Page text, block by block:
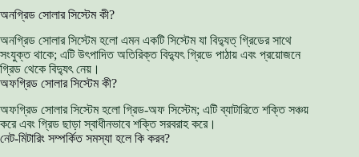
অনগ্রিড সোলার সিস্টেম কী?
অনগ্রিড সোলার সিস্টেম হলো এমন একটি সিস্টেম যা বিদ্যুত্ গ্রিডের সাথে
সংযুক্ত থাকে; এটি উৎপাদিত অতিরিক্ত বিদ্যুৎ গ্রিডে পাঠায় এবং প্রয়োজনে
গ্রিড থেকে বিদ্যুৎ নেয়।
অফগ্রিড সোলার সিস্টেম কী?
অফগ্রিড সোলার সিস্টেম হলো গ্রিড-অফ সিস্টেম; এটি ব্যাটারিতে শক্তি সঞ্চয়
করে এবং গ্রিড ছাড়া স্বাধীনভাবে শক্তি সরবরাহ করে।
নেট-মিটারিং সম্পর্কিত সমস্যা হলে কি করব?